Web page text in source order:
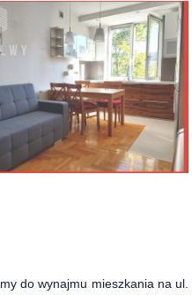
do wynajmu mieszkania na